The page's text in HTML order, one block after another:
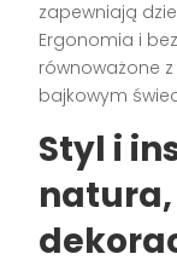
zapewniają
Ergonomia i
równoważone
bajkowym
Styl i